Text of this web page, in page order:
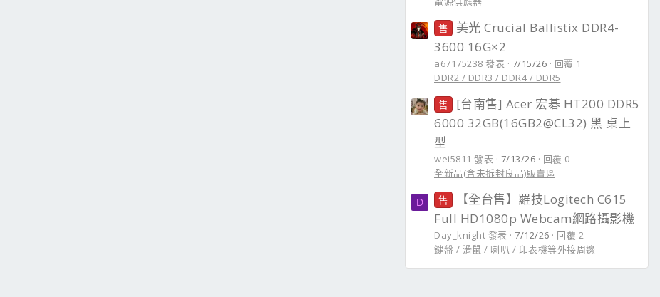
售
美光 Crucial Ballistix DDR4-
3600 16G×2
a67175238 發表 7/15/26
回覆 1
DDR2 / DDR3 / DDR4 / DDR5
售
[台南售] Acer 宏碁 HT200 DDR5
6000 32GB(16GB2@CL32) 黑 桌上
型
wei5811 發表 7/13/26
回覆 0
全新品(含未拆封良品)販賣區
D 售
【全台售】羅技Logitech C615
Full HD1080p Webcam網路攝影機
Day_knight 發表 7/12/26
回覆 2
鍵盤 / 滑鼠 / 喇叭 / 印表機等外接周邊